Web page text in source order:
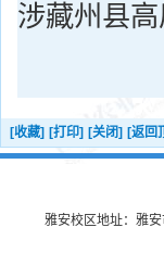
涉藏州县高
[收藏] [打印] [关闭] [返回
雅安校区地址：雅